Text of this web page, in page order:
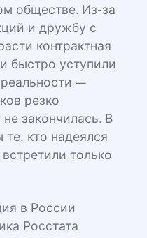
обществе. Из-за
и дружбу с
контрактная
быстро уступили
—
резко
закончилась. В
те, кто надеялся
только
в России
Росстата